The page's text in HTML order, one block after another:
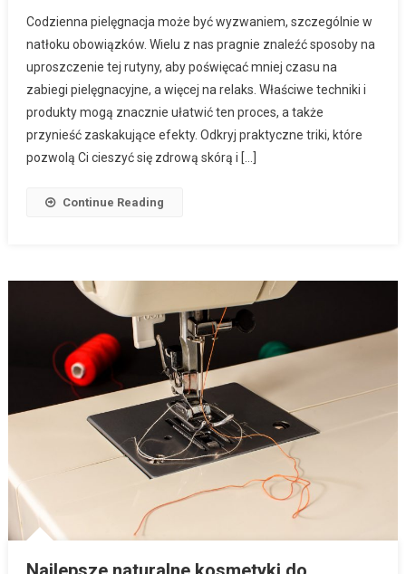
Codzienna pielęgnacja może być wyzwaniem, szczególnie w
natłoku obowiązków. Wielu z nas pragnie znaleźć sposoby na
uproszczenie tej rutyny, aby poświęcać mniej czasu na
zabiegi pielęgnacyjne, a więcej na relaks. Właściwe techniki i
produkty mogą znacznie ułatwić ten proces, a także
przynieść zaskakujące efekty. Odkryj praktyczne triki, które
pozwolą Ci cieszyć się zdrową skórą i […]
Continue Reading